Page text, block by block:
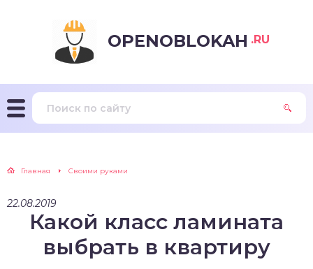
OPENOBLOKAH .RU
Главная Своими руками
22.08.2019
Какой класс ламината
выбрать в квартиру